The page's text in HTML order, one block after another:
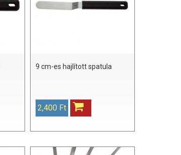
9 cm-es hajlított spatula
2,400 Ft